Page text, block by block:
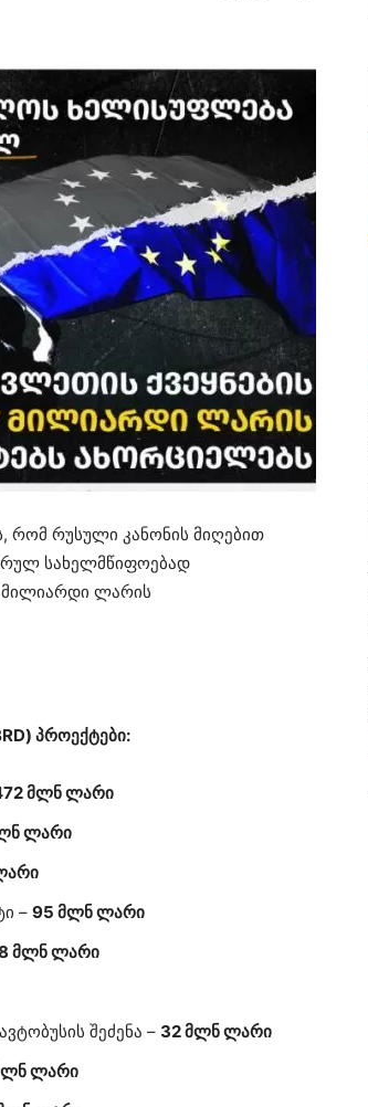
რომ რუსული კანონის მიღებით
სახელმწიფოებად
მილიარდი ლარის
პროექტები:
მლნ ლარი
ლარი
– 95 მლნ ლარი
მლნ ლარი
შეძენა – 32 მლნ ლარი
ლარი